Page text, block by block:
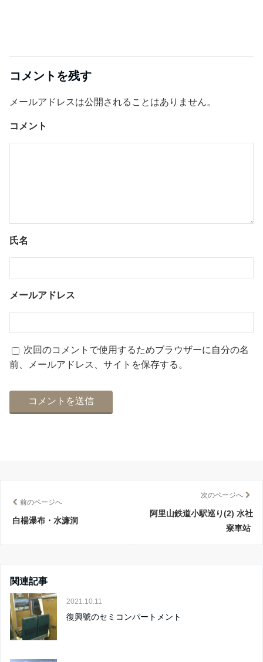
コメントを残す
メールアドレスは公開されることはありません。
コメント
氏名
メールアドレス
次回のコメントで使用するためブラウザーに自分の名
前、メールアドレス、サイトを保存する。
前のページへ
白楊瀑布・水濂洞
次のページへ
阿里山鉄道小駅巡り(2) 水社
寮車站
関連記事
2021.10.11
復興號のセミコンパートメント